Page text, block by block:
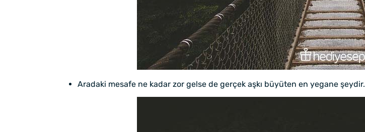
Aradaki mesafe ne kadar zor gelse de gerçek aşkı büyüten en yegane şeydir.